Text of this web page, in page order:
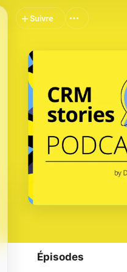
Suivre
Épisodes